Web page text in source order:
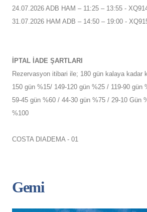
24.07.2026 ADB HAM – 11:25 – 13:55 -
31.07.2026 HAM ADB – 14:50 – 19:00 -
İPTAL İADE ŞARTLARI
Rezervasyon itibari ile; 180 gün kalaya kadar
150 gün %15/ 149-120 gün %25 / 119-90 gün
59-45 gün %60 / 44-30 gün %75 / 29-10 Gün
%100
COSTA DIADEMA - 01
Gemi